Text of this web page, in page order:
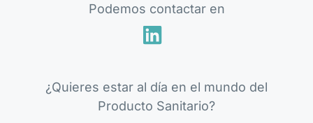
Podemos contactar en
¿Quieres estar al día en el mundo del
Producto Sanitario?